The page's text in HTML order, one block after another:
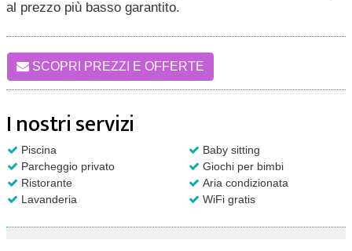
al prezzo più basso garantito.
SCOPRI PREZZI E OFFERTE
I nostri servizi
Piscina
Baby sitting
Parcheggio privato
Giochi per bimbi
Ristorante
Aria condizionata
Lavanderia
WiFi gratis